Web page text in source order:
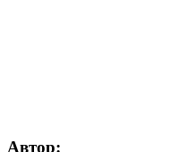
Автор: